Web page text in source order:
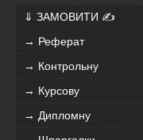
⇓ ЗАМОВИТИ ✍
→ Реферат
→ Контрольну
→ Курсову
→ Дипломну